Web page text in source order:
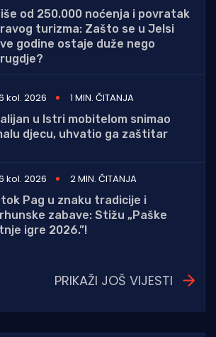
od 250.000 noćenja i povratak
turizma: Zašto se u Jelsi
godine ostaje duže nego
kol. 2026
1 MIN. ČITANJA
u Istri mobitelom snimao
djecu, uhvatio ga zaštitar
kol. 2026
2 MIN. ČITANJA
Pag u znaku tradicije i
zabave: Stižu „Paške
igre 2026.”!
PRIKAŽI JOŠ VIJESTI